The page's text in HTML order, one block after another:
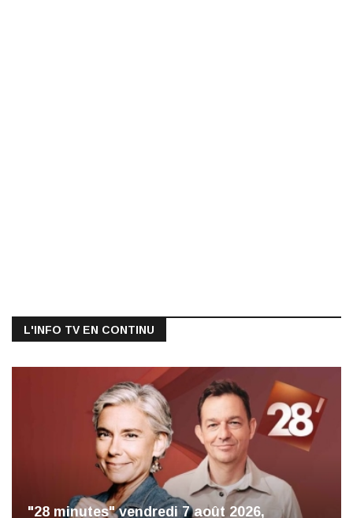
L'INFO TV EN CONTINU
"28 minutes" vendredi 7 août 2026,